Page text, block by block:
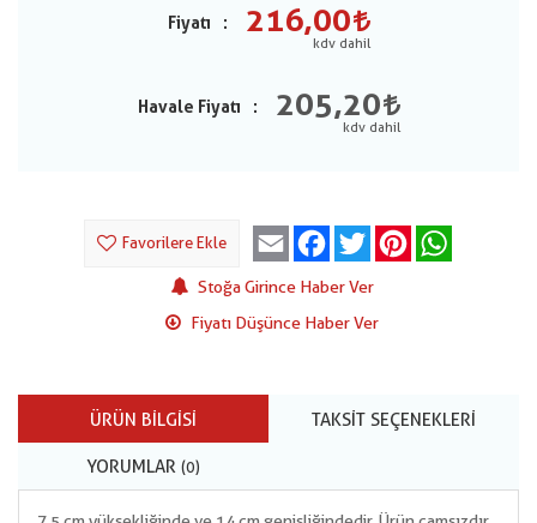
Fiyatı 216,00
Havale Fiyatı 205,20
Favorilere Ekle Email Facebook
Twitter Pinterest
Stoğa Girince Haber Ver
Fiyatı Düşünce Haber Ver
ÜRÜN BILGISI TAKSIT SEÇENEKLERI
YORUMLAR (0)